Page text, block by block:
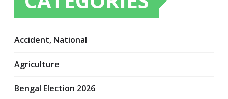
Accident, National
Agriculture
Bengal Election 2026